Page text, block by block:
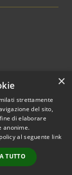
2026 • Comune di
• Powered by
•
Accesso
redazione
×
strettamente
del sito,
di elaborare
anonime.
al seguente link
TUTTO